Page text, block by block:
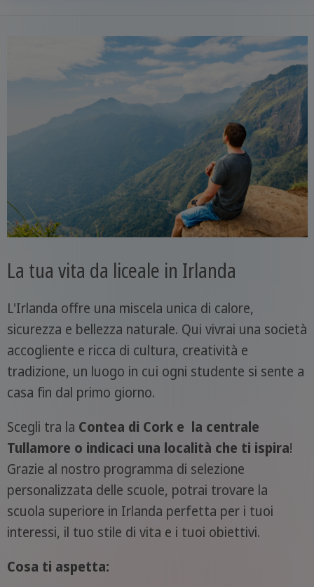
La tua vita da liceale in Irlanda
L'Irlanda offre una miscela unica di calore,
sicurezza e bellezza naturale. Qui vivrai una società
accogliente e ricca di cultura, creatività e
tradizione, un luogo in cui ogni studente si sente a
casa fin dal primo giorno.
Scegli tra la Contea di Cork e la centrale
Tullamore o indicaci una località che ti ispira!
Grazie al nostro programma di selezione
personalizzata delle scuole, potrai trovare la
scuola superiore in Irlanda perfetta per i tuoi
interessi, il tuo stile di vita e i tuoi obiettivi.
Cosa ti aspetta: